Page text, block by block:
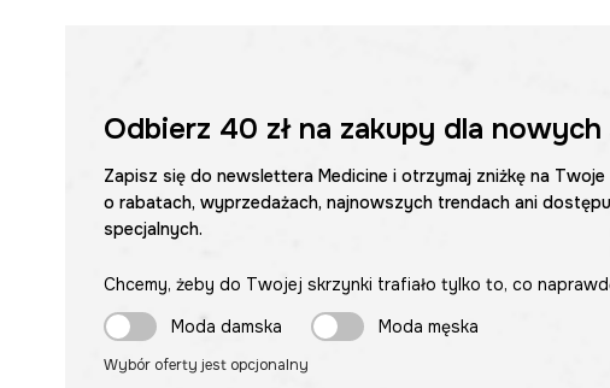
Odbierz 40 złna zakupy dla
Zapisz się do newslettera Medicine i otrzymaj zniżkę na
o rabatach, wyprzedażach, najnowszych trendach ani
specjalnych.
Chcemy, żeby do Twojej skrzynki trafiało tylko to, co
Moda damska
Moda męska
Wybór oferty jest opcjonalny